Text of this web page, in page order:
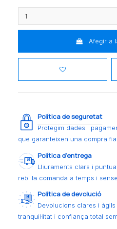
Afegir a
Política de seguretat
Protegim dades i
que garanteixen una compra
Política d’entrega
Lliuraments clars i
rebi la comanda a temps i
Política de devolució
Devolucions clares i
tranquil·litat i confiança total